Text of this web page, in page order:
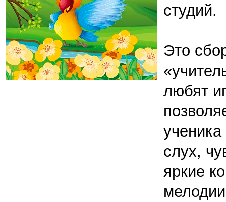
студий.
Это
любят
слух,
яркие